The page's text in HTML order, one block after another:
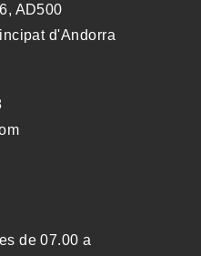
AD500
d'Andorra
de 07.00 a